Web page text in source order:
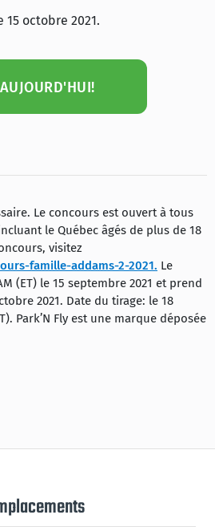
octobre 2021.
Le concours est ouvert à tous
le Québec âgés de plus de 18
visitez
famille-addams-2-2021. Le
(ET) le 15 septembre 2021 et prend
2021. Date du tirage: le 18
Park’N Fly est une marque déposée